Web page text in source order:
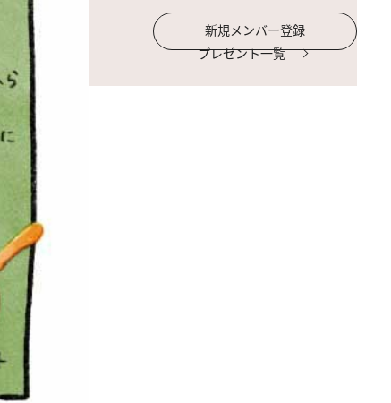
新規メンバー登録
プレゼント一覧